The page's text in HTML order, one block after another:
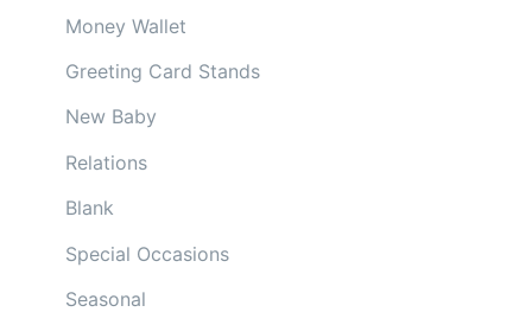
Money Wallet
Greeting Card Stands
New Baby
Relations
Blank
Special Occasions
Seasonal